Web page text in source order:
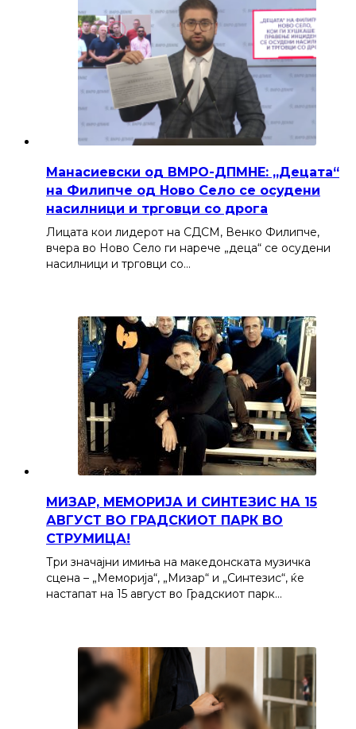
Манасиевски од ВМРО-ДПМНЕ: „Децата“
на Филипче од Ново Село се осудени
насилници и трговци со дрога
Лицата кои лидерот на СДСМ, Венко Филипче,
вчера во Ново Село ги нарече „деца“ се осудени
насилници и трговци со…
МИЗАР, МЕМОРИЈА И СИНТЕЗИС НА 15
АВГУСТ ВО ГРАДСКИОТ ПАРК ВО
СТРУМИЦА!
Три значајни имиња на македонската музичка
сцена – „Меморија“, „Мизар“ и „Синтезис“, ќе
настапат на 15 август во Градскиот парк…